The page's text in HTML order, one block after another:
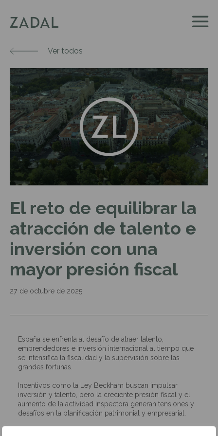
Ver todos
El reto de equilibrar la
atracción de talento e
inversión con una
mayor presión fiscal
27 de octubre de 2025
España se enfrenta al desafío de atraer talento,
emprendedores e inversión internacional al tiempo que
se intensifica la fiscalidad y la supervisión sobre las
grandes fortunas.
Incentivos como la Ley Beckham buscan impulsar
inversión y talento, pero la creciente presión fiscal y el
aumento de la actividad inspectora generan tensiones y
desafíos en la planificación patrimonial y empresarial.